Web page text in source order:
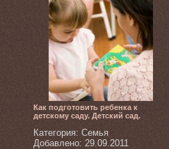
Как подготовить ребенка к
детскому саду. Детский сад.
Категория: Семья
Добавлено: 29.09.2011